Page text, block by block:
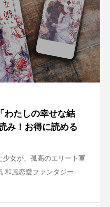
わたしの幸せな結
み！お得に読める
女が、孤高のエリート軍
和風恋愛ファンタジー